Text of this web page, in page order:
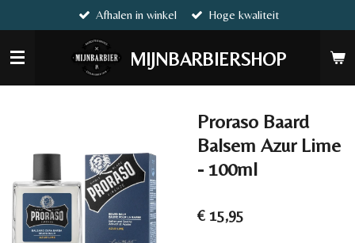
direct
naar
de
hoofdinhoud
MIJNBARBIERSHOP
Afhalen in winkel Hoge kwaliteit
Proraso Baard
Balsem Azur Lime
- 100ml
€ 15,95